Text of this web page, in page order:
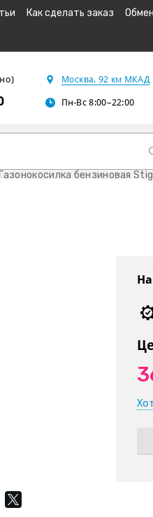
Как сделать заказ
Москва. 92 км МКАД
Пн-Вс 8:00–22:00
Газонокосилка бензиновая